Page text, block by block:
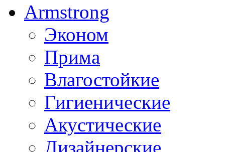
Armstrong
Эконом
Прима
Влагостойкие
Гигиенические
Акустические
Дизайнерские